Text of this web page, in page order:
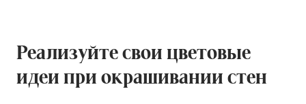
Реализуйте свои цветовые
идеи при окрашивании стен